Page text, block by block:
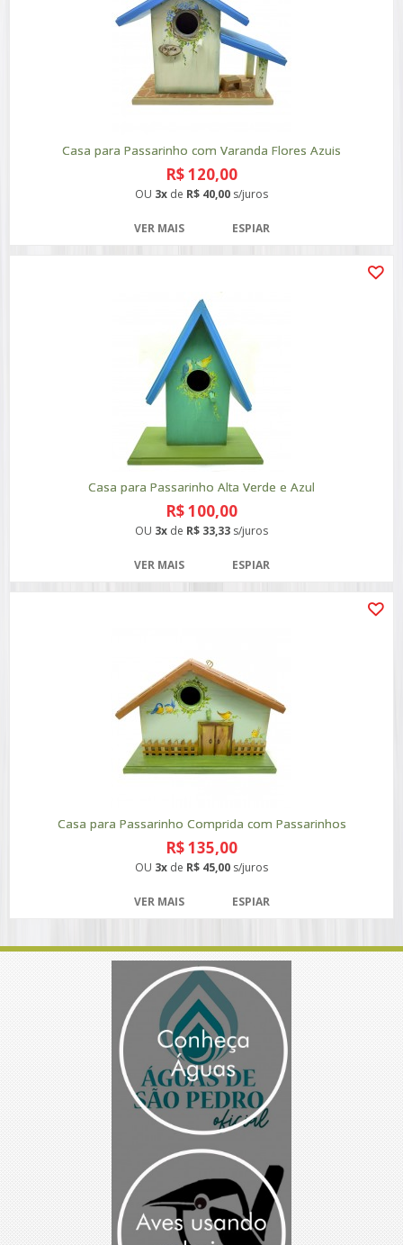
Casa para Passarinho com Varanda Flores Azuis
R$ 120,00
OU 3x de R$ 40,00 s/juros
VER MAIS ESPIAR
Casa para Passarinho Alta Verde e Azul
R$ 100,00
OU 3x de R$ 33,33 s/juros
VER MAIS ESPIAR
Casa para Passarinho Comprida com Passarinhos
R$ 135,00
OU 3x de R$ 45,00 s/juros
VER MAIS ESPIAR